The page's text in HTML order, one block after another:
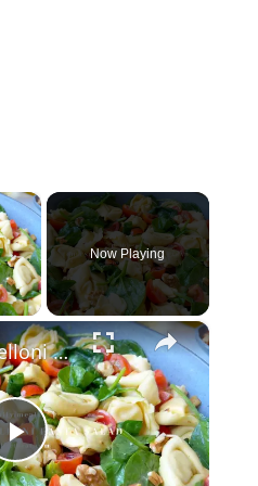
×
Now Playing
×
Play
Cheese Tortelloni Pasta Salad